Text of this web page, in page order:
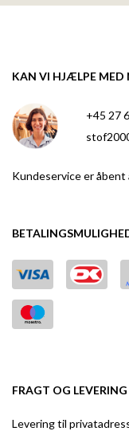
KAN VI HJÆLPE MED
+45 27
Kundeservice er åbent
FRAGT OG LEVERING
Levering til